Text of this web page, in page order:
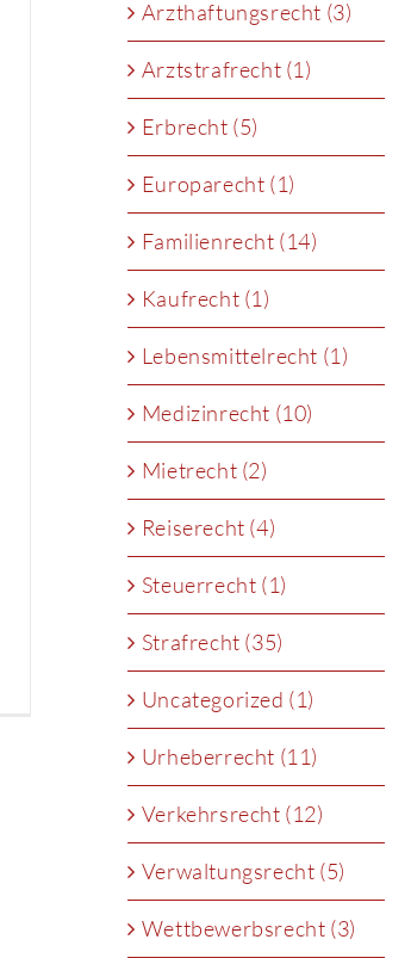
Arzthaftungsrecht (3)
Arztstrafrecht (1)
Erbrecht (5)
Europarecht (1)
Familienrecht (14)
Kaufrecht (1)
Lebensmittelrecht (1)
Medizinrecht (10)
Mietrecht (2)
Reiserecht (4)
Steuerrecht (1)
Strafrecht (35)
Uncategorized (1)
Urheberrecht (11)
Verkehrsrecht (12)
Verwaltungsrecht (5)
Wettbewerbsrecht (3)